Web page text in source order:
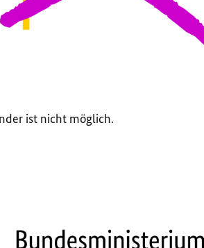
ist nicht möglich.